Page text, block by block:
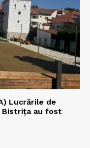
Lucrările de
Bistriţa au fost